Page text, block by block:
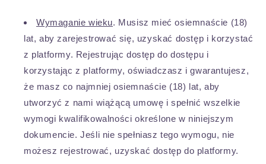
Wymaganie wieku. Musisz mieć osiemnaście (18)
lat, aby zarejestrować się, uzyskać dostęp i korzystać
z platformy. Rejestrując dostęp do dostępu i
korzystając z platformy, oświadczasz i gwarantujesz,
że masz co najmniej osiemnaście (18) lat, aby
utworzyć z nami wiążącą umowę i spełnić wszelkie
wymogi kwalifikowalności określone w niniejszym
dokumencie. Jeśli nie spełniasz tego wymogu, nie
możesz rejestrować, uzyskać dostęp do platformy.